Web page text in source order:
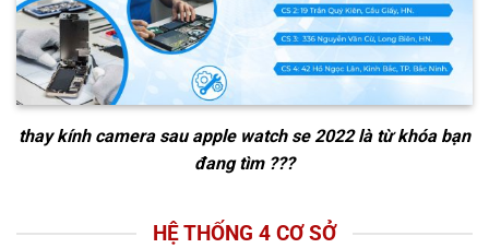
thay kính camera sau apple watch se 2022là từ khóa bạn
đang tìm ???
HỆ THỐNG 4 CƠ SỞ